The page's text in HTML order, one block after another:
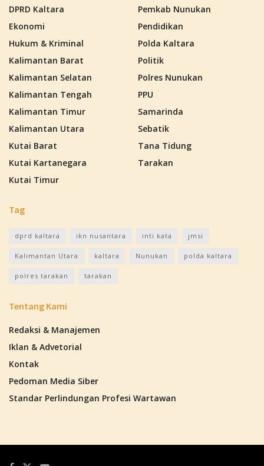
DPRD Kaltara
Ekonomi
Hukum & Kriminal
Kalimantan Barat
Kalimantan Selatan
Kalimantan Tengah
Kalimantan Timur
Kalimantan Utara
Kutai Barat
Kutai Kartanegara
Kutai Timur
Pemkab Nunukan
Pendidikan
Polda Kaltara
Politik
Polres Nunukan
PPU
Samarinda
Sebatik
Tana Tidung
Tarakan
Tag
dprd kaltara ikn nusantara inti kata jmsi
Kalimantan Utara kaltara Nunukan polda kaltara
polres tarakan tarakan
Tentang Kami
Redaksi & Manajemen
Iklan & Advetorial
Kontak
Pedoman Media Siber
Standar Perlindungan Profesi Wartawan